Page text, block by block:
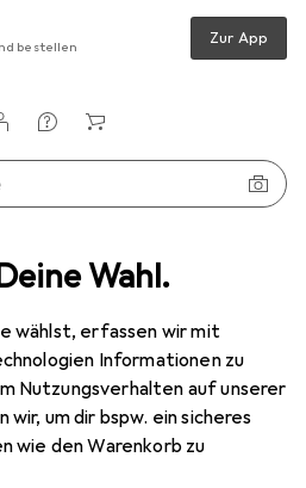
Wahl.
wählst, erfassen wir mit
Informationen zu
Nutzungsverhalten auf unserer
um dir bspw. ein sicheres
wie den Warenkorb zu
bestellen Zur App
Speicherkarte
8 Bilder